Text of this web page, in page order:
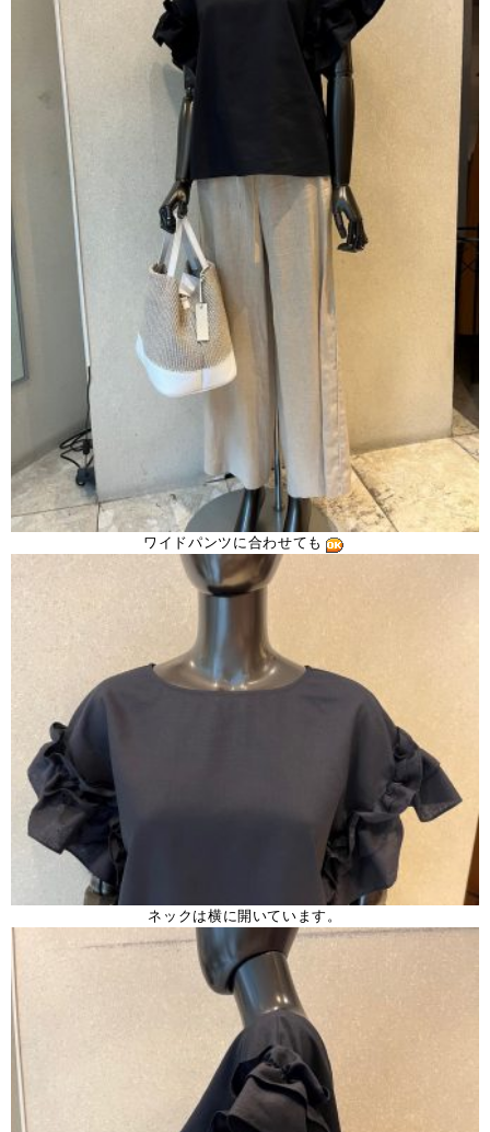
ワイドパンツに合わせても
ネックは横に開いています。